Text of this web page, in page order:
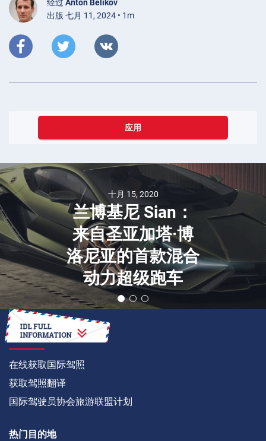
经过 Anton Belikov
出版 七月 11, 2024 • 1m
应用
十月 15, 2020
兰博基尼 Sian：
来自圣亚加塔·博
洛尼亚的首款混合
动力超级跑车
如何
在线获取国际驾照
获取驾照翻译
国际驾驶员协会旅游联盟计划
热门目的地